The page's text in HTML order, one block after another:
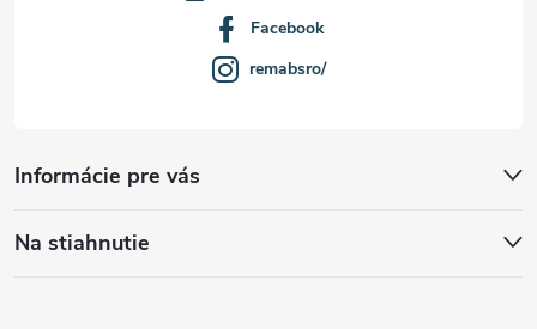
Informácie pre vás
Na stiahnutie
Facebook
remabsro/